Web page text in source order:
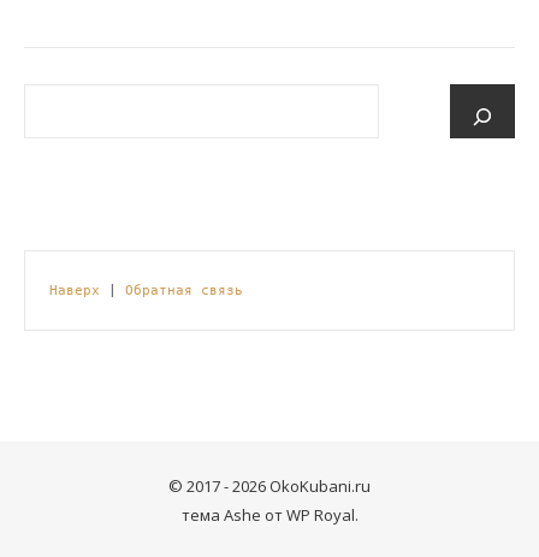
Наверх Обратная связь
© 2017 - 2026 OkoKubani.ru
тема Ashe отWP Royal.